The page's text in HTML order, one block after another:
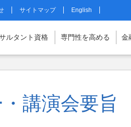
サイトマップ English
ルタント 資格 専門性を高める 金
講演会要旨